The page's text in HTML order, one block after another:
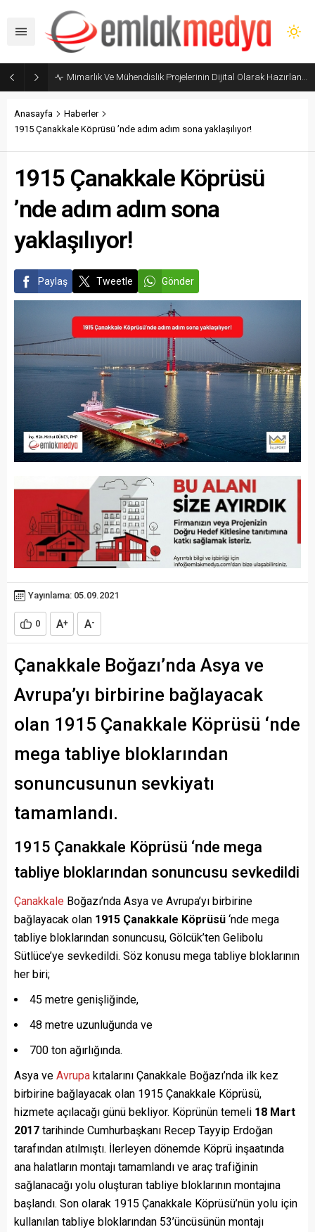
Mimarlık Ve Mühendislik Projelerinin Dijital Olarak Hazırlanması Hakkında Yönetmelik yayımlandı
Anasayfa
Haberler
1915 Çanakkale Köprüsü ’nde adım adım sona yaklaşılıyor!
1915 Çanakkale Köprüsü
’nde adım adım sona
yaklaşılıyor!
Paylaş Tweetle Gönder
Yayınlama: 05.09.2021
0 A+ A-
Çanakkale Boğazı’nda Asya ve
Avrupa’yı birbirine bağlayacak
olan 1915 Çanakkale Köprüsü ‘nde
mega tabliye bloklarından
sonuncusunun sevkiyatı
tamamlandı.
1915 Çanakkale Köprüsü ‘nde mega
tabliye bloklarından sonuncusu sevkedildi
Çanakkale Boğazı’nda Asya ve Avrupa’yı birbirine
bağlayacak olan 1915 Çanakkale Köprüsü ‘nde mega
tabliye bloklarından sonuncusu, Gölcük’ten Gelibolu
Sütlüce’ye sevkedildi. Söz konusu mega tabliye bloklarının
her biri;
45 metre genişliğinde,
48 metre uzunluğunda ve
700 ton ağırlığında.
Asya ve Avrupa kıtalarını Çanakkale Boğazı’nda ilk kez
birbirine bağlayacak olan 1915 Çanakkale Köprüsü,
hizmete açılacağı günü bekliyor. Köprünün temeli 18 Mart
2017 tarihinde Cumhurbaşkanı Recep Tayyip Erdoğan
tarafından atılmıştı. İlerleyen dönemde Köprü inşaatında
ana halatların montajı tamamlandı ve araç trafiğinin
sağlanacağı yolu oluşturan tabliye bloklarının montajına
başlandı. Son olarak 1915 Çanakkale Köprüsü’nün yolu için
kullanılan tabliye bloklarından 53’üncüsünün montajı